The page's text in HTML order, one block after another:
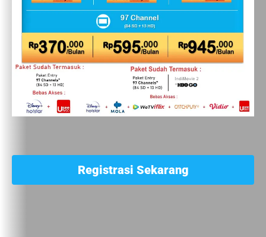
Registrasi Sekarang